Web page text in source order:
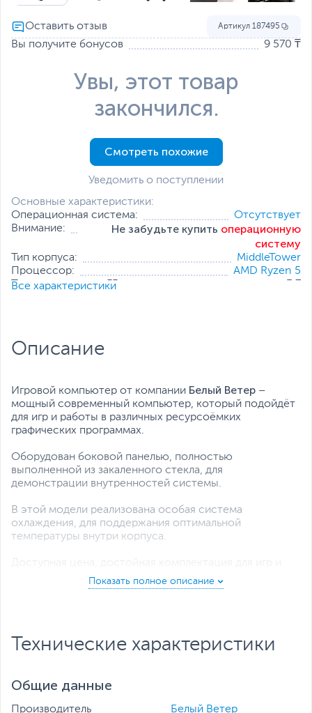
Основные характеристики:
Операционная система:
Отсутствует
Внимание:
Не забудьте купить операционную
систему
Тип корпуса:
MiddleTower
Процессор:
AMD Ryzen 5
Тактовая частота, ГГц:
Все характеристики
Все характеристики
Артикул 187495
Вы получите бонусов 9 570 ₸
Увы, этот товар
закончился.
Смотреть похожие
Уведомить о поступлении
Описание
Игровой компьютер от компании Белый Ветер –
мощный современный компьютер, который подойдёт
для игр и работы в различных ресурсоёмких
графических программах.
Оборудован боковой панелью, полностью
выполненной из закаленного стекла, для
демонстрации внутренностей системы.
В этой модели реализована особая система
охлаждения, для поддержания оптимальной
температуры внутри корпуса.
современный дизайн позволят сделать выбор в пользу
данной модели настольного ПК.
Технические характеристики
Общие данные
Производитель Белый Ветер